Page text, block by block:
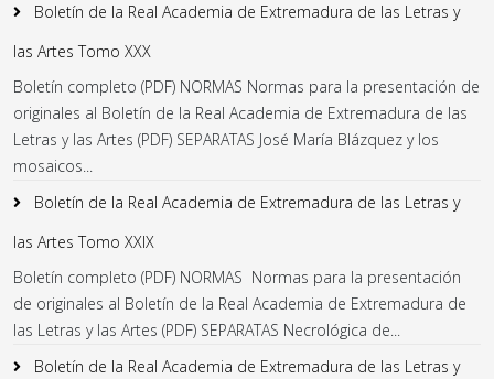
Boletín de la Real Academia de Extremadura de las Letras y
las Artes Tomo XXX
Boletín completo (PDF) NORMAS Normas para la presentación de
originales al Boletín de la Real Academia de Extremadura de las
Letras y las Artes (PDF) SEPARATAS José María Blázquez y los
mosaicos...
Boletín de la Real Academia de Extremadura de las Letras y
las Artes Tomo XXIX
Boletín completo (PDF) NORMAS Normas para la presentación
de originales al Boletín de la Real Academia de Extremadura de
las Letras y las Artes (PDF) SEPARATAS Necrológica de...
Boletín de la Real Academia de Extremadura de las Letras y